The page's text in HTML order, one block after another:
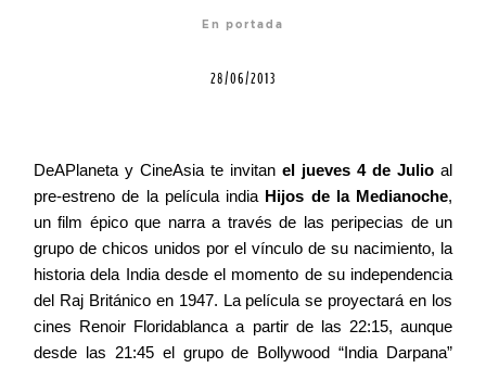
En portada
28/06/2013
DeAPlaneta y CineAsia te invitan el jueves 4 de Julio al
pre-estreno de la película india Hijos de la Medianoche,
un film épico que narra a través de las peripecias de un
grupo de chicos unidos por el vínculo de su nacimiento, la
historia dela India desde el momento de su independencia
del Raj Británico en 1947. La película se proyectará en los
cines Renoir Floridablanca a partir de las 22:15, aunque
desde las 21:45 el grupo de Bollywood “India Darpana”
Agenda
Contacto